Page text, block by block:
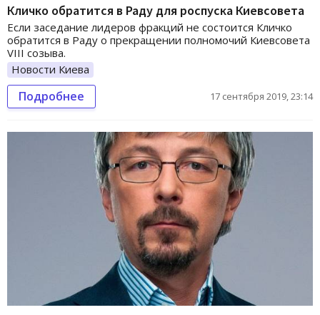
Кличко обратится в Раду для роспуска Киевсовета
Если заседание лидеров фракций не состоится Кличко
обратится в Раду о прекращении полномочий Киевсовета
VIII созыва.
Новости Киева
Подробнее 17 сентября 2019, 23:14